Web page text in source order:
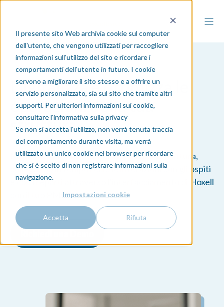
Il presente sito Web archivia cookie sul computer
dell'utente, che vengono utilizzati per raccogliere
informazioni sull'utilizzo del sito e ricordare i
comportamenti dell'utente in futuro. I cookie
servono a migliorare il sito stesso e a offrire un
servizio personalizzato, sia sul sito che tramite altri
supporti. Per ulteriori informazioni sui cookie,
consultare l'informativa sulla privacy
Se non si accetta l'utilizzo, non verrà tenuta traccia
del comportamento durante visita, ma verrà
utilizzato un unico cookie nel browser per ricordare
che si è scelto di non registrare informazioni sulla
navigazione.
Impostazioni cookie
Accetta Rifiuta
Digitalizza e ottimizza le
operazioni della tua
struttura
Migliora le attività quotidiane della tua struttura,
collegando in tempo reale le interazioni con gli ospiti
e con i reparti attraverso l'interfacciamento di Hoxell
con il tuo PMS.